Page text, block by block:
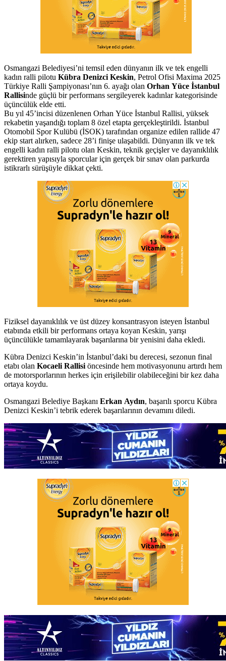
Osmangazi Belediyesi’ni temsil eden dünyanın ilk ve tek engelli
kadın ralli pilotu Kübra Denizci Keskin, Petrol Ofisi Maxima 2025
Türkiye Ralli Şampiyonası’nın 6. ayağı olan Orhan Yüce İstanbul
Rallisinde güçlü bir performans sergileyerek kadınlar kategorisinde
üçüncülük elde etti.
Bu yıl 45’incisi düzenlenen Orhan Yüce İstanbul Rallisi, yüksek
rekabetin yaşandığı toplam 8 özel etapta gerçekleştirildi. İstanbul
Otomobil Spor Kulübü (İSOK) tarafından organize edilen rallide 47
ekip start alırken, sadece 28’i finişe ulaşabildi. Dünyanın ilk ve tek
engelli kadın ralli pilotu olan Keskin, teknik geçişler ve dayanıklılık
gerektiren yapısıyla sporcular için gerçek bir sınav olan parkurda
istikrarlı sürüşüyle dikkat çekti.
Fiziksel dayanıklılık ve üst düzey konsantrasyon isteyen İstanbul
etabında etkili bir performans ortaya koyan Keskin, yarışı
üçüncülükle tamamlayarak başarılarına bir yenisini daha ekledi.
Kübra Denizci Keskin’in İstanbul’daki bu derecesi, sezonun final
etabı olan Kocaeli Rallisi öncesinde hem motivasyonunu artırdı hem
de motorsporlarının herkes için erişilebilir olabileceğini bir kez daha
ortaya koydu.
Osmangazi Belediye Başkanı Erkan Aydın, başarılı sporcu Kübra
Denizci Keskin’i tebrik ederek başarılarının devamını diledi.